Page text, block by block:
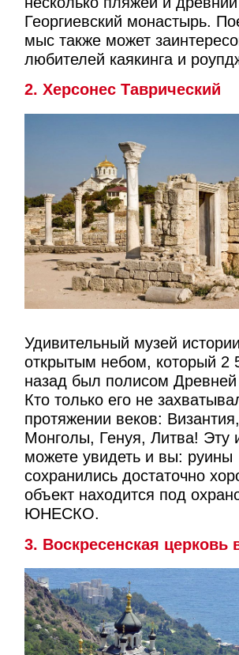
Георгиевский монастырь.
мыс также может
любителей каякинга и
2. Херсонес Таврический
Удивительный музей
открытым небом, который 2
назад был полисом Древней
Кто только его не
протяжении веков:
Монголы, Генуя, Литва! Эту
можете увидеть и вы: руины
сохранились достаточно
объект находится под
ЮНЕСКО.
3. Воскресенская церковь